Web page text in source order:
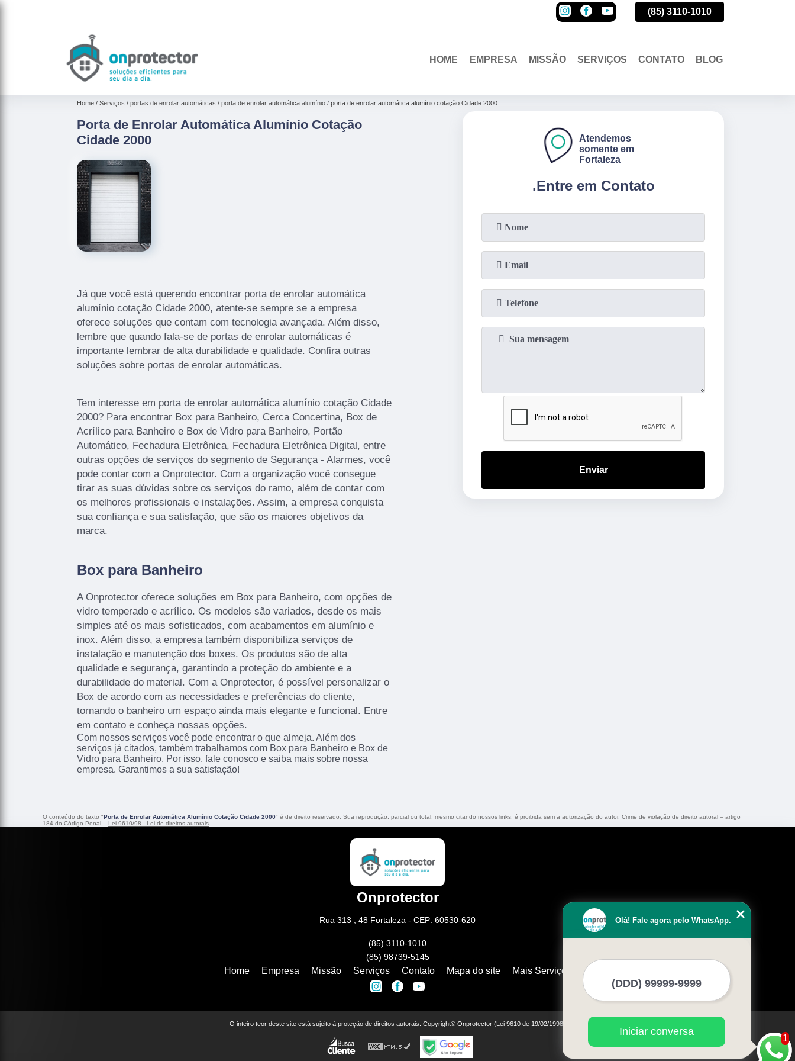
3110-1010 (85) 3110-1010
HOME EMPRESA MISSÃO SERVIÇOS CONTATO BLOG
Home Serviços portas de enrolar automáticas porta de enrolar automática alumínio porta de enrolar automática alumínio cotação Cidade 2000
Porta de Enrolar Automática Alumínio Cotação
Cidade 2000
Já que você está querendo encontrar porta de enrolar automática
alumínio cotação Cidade 2000, atente-se sempre se a empresa
oferece soluções que contam com tecnologia avançada. Além disso,
lembre que quando fala-se de portas de enrolar automáticas é
importante lembrar de alta durabilidade e qualidade. Confira outras
soluções sobre portas de enrolar automáticas.
Tem interesse em porta de enrolar automática alumínio cotação Cidade
2000? Para encontrar Box para Banheiro, Cerca Concertina, Box de
Acrílico para Banheiro e Box de Vidro para Banheiro, Portão
Automático, Fechadura Eletrônica, Fechadura Eletrônica Digital, entre
outras opções de serviços do segmento de Segurança - Alarmes, você
pode contar com a Onprotector. Com a organização você consegue
tirar as suas dúvidas sobre os serviços do ramo, além de contar com
os melhores profissionais e instalações. Assim, a empresa conquista
sua confiança e sua satisfação, que são os maiores objetivos da
marca.
Box para Banheiro
A Onprotector oferece soluções em Box para Banheiro, com opções de
vidro temperado e acrílico. Os modelos são variados, desde os mais
simples até os mais sofisticados, com acabamentos em alumínio e
inox. Além disso, a empresa também disponibiliza serviços de
instalação e manutenção dos boxes. Os produtos são de alta
qualidade e segurança, garantindo a proteção do ambiente e a
durabilidade do material. Com a Onprotector, é possível personalizar o
Box de acordo com as necessidades e preferências do cliente,
tornando o banheiro um espaço ainda mais elegante e funcional. Entre
em contato e conheça nossas opções.
Com nossos serviços você pode encontrar o que almeja. Além dos
serviços já citados, também trabalhamos com Box para Banheiro e Box de
Vidro para Banheiro. Por isso, fale conosco e saiba mais sobre nossa
empresa. Garantimos a sua satisfação!
.Entre em Contato
Atendemos
somente em
Fortaleza
Enviar
O conteúdo do texto "Porta de Enrolar Automática Alumínio Cotação Cidade 2000" é de direito reservado. Sua reprodução, parcial ou total, mesmo citando nossos links, é proibida sem a autorização do autor. Crime de violação de direito autoral – artigo
184 do Código Penal – Lei 9610/98 - Lei de direitos autorais
Onprotector
Rua 313 , 48 Fortaleza - CEP: 60530-620
(85) 3110-1010
(85) 98739-5145
Home Empresa Missão Serviços Contato Mapa do site Mais Serviços
O inteiro teor deste site está sujeito à proteção de direitos autorais. Copyright© Onprotector (Lei 9610 de 19/02/1998)
1
Olá! Fale agora pelo WhatsApp.
Iniciar conversa